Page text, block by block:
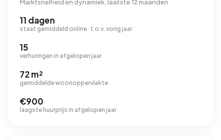
Marktsnelheid en dynamiek, laatste 12 maanden
11 dagen
staat gemiddeld online · t.o.v. vorig jaar
15
verhuringen in afgelopen jaar
72 m²
gemiddelde woonoppervlakte
€900
laagste huurprijs in afgelopen jaar